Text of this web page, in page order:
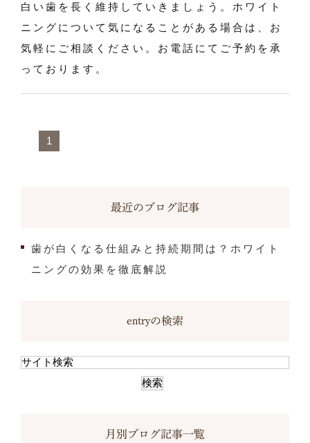
白い歯を長く維持していきましょう。ホワイト
ニングについて気になることがある場合は、お
気軽にご相談ください。お電話にてご予約を承
っております。
1
最近のブログ記事
歯が白くなる仕組みと持続期間は？ホワイト
ニングの効果を徹底解説
entryの検索
月別ブログ記事一覧